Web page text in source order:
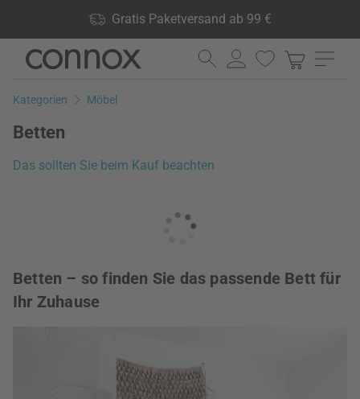
Gratis Paketversand ab 99 €
lagernd, 60 Tage Rückgaberecht
Direkt
Seiteninhalt
Direkt
Suchfeld
Kategorien Möbel
Betten
Das sollten Sie beim Kauf beachten
Betten – so finden Sie das passende Bett für
Ihr Zuhause